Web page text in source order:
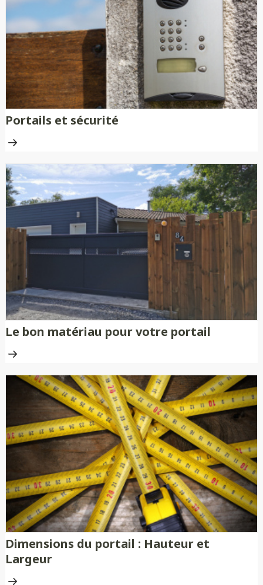
nécessitent aucune peinture ni
traitement anti-rouille.
Portails et sécurité
Le bon matériau pour votre portail
Dimensions du portail : Hauteur et
Largeur